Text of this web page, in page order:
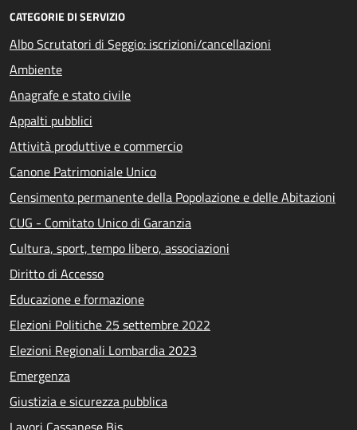
CATEGORIE DI SERVIZIO
Albo Scrutatori di Seggio: iscrizioni/cancellazioni
Ambiente
Anagrafe e stato civile
Appalti pubblici
Attività produttive e commercio
Canone Patrimoniale Unico
Censimento permanente della Popolazione e delle Abitazioni
CUG - Comitato Unico di Garanzia
Cultura, sport, tempo libero, associazioni
Diritto di Accesso
Educazione e formazione
Elezioni Politiche 25 settembre 2022
Elezioni Regionali Lombardia 2023
Emergenza
Giustizia e sicurezza pubblica